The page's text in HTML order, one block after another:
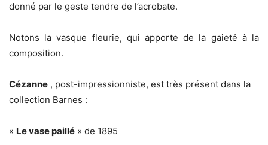
donné par le geste tendre de l’acrobate.
Notons la vasque fleurie, qui apporte de la gaieté à la
composition.
Cézanne , post-impressionniste, est très présent dans la
collection Barnes :
« Le vase paillé » de 1895